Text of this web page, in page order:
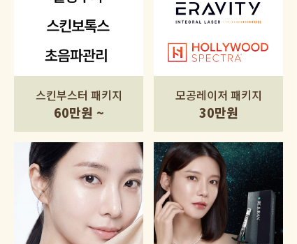
스킨부스터 패키지
60만원 ~
모공레이저 패키지
30만원